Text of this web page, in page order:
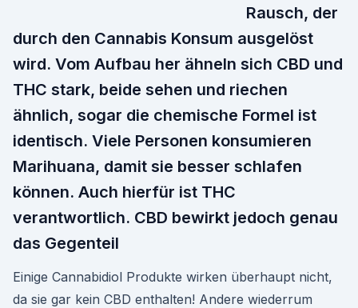
Rausch, der
durch den Cannabis Konsum ausgelöst
wird. Vom Aufbau her ähneln sich CBD und
THC stark, beide sehen und riechen
ähnlich, sogar die chemische Formel ist
identisch. Viele Personen konsumieren
Marihuana, damit sie besser schlafen
können. Auch hierfür ist THC
verantwortlich. CBD bewirkt jedoch genau
das Gegenteil
Einige Cannabidiol Produkte wirken überhaupt nicht,
da sie gar kein CBD enthalten! Andere wiederrum